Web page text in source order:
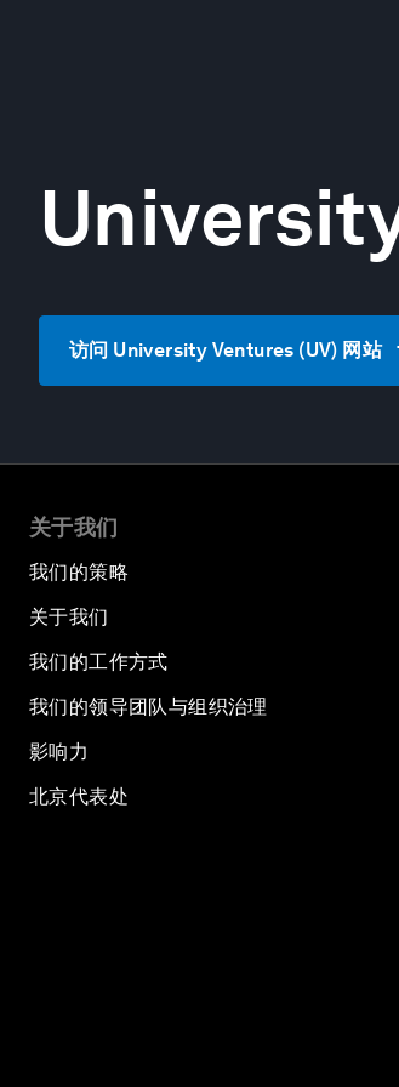
访问 University Ventures (UV) 网站
关于我们
我们的策略
关于我们
我们的工作方式
我们的领导团队与组织治理
影响力
北京代表处